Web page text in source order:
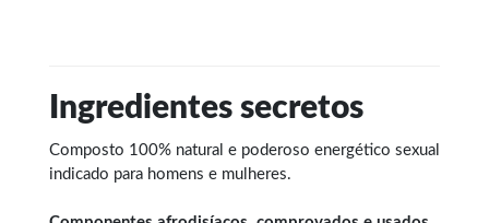
Ingredientes secretos
Composto 100% natural e poderoso energético sexual
indicado para homens e mulheres.